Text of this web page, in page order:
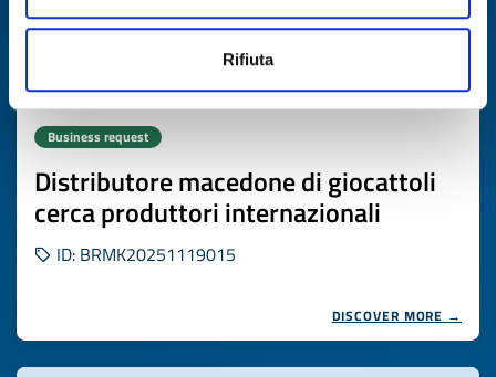
Rifiuta
Business request
Distributore macedone di giocattoli
cerca produttori internazionali
ID: BRMK20251119015
DISCOVER MORE →